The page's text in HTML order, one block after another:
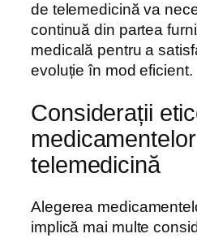
de telemedicină va
continuă din partea
medicală pentru a
evoluție în mod eficient.
Considerații
telemedicină
Alegerea
implică mai multe